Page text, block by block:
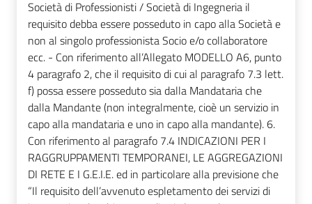
Società di Professionisti / Società di Ingegneria il
requisito debba essere posseduto in capo alla Società e
non al singolo professionista Socio e/o collaboratore
ecc. - Con riferimento all’Allegato MODELLO A6, punto
4 paragrafo 2, che il requisito di cui al paragrafo 7.3 lett.
f) possa essere posseduto sia dalla Mandataria che
dalla Mandante (non integralmente, cioè un servizio in
capo alla mandataria e uno in capo alla mandante). 6.
Con riferimento al paragrafo 7.4 INDICAZIONI PER I
RAGGRUPPAMENTI TEMPORANEI, LE AGGREGAZIONI
DI RETE E I G.E.I.E. ed in particolare alla previsione che
“Il requisito dell’avvenuto espletamento dei servizi di